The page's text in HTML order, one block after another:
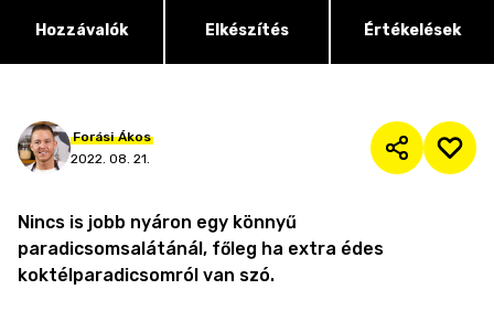
Hozzávalók Elkészítés Értékelések
Forási Ákos
2022. 08. 21.
Nincs is jobb nyáron egy könnyű
paradicsomsalátánál, főleg ha extra édes
koktélparadicsomról van szó.